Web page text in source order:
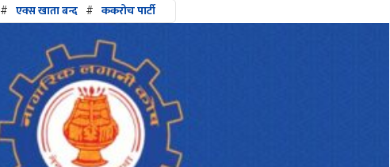
# एक्स खाता बन्द # ककरोच पार्टी